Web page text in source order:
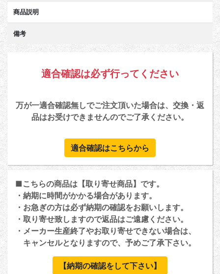
商品説明
備考
適合確認は必ず行ってください
万が一適合確認無しでご注文頂いた場合は、交換・返
品はお受けできませんのでご了承ください。
適合確認はこちらから
■こちらの商品は【取り寄せ商品】です。
・納期に時間がかかる場合があります。
・お急ぎの方は必ず納期の確認をお願いします。
・取り寄せ致しますので返品はご遠慮ください。
・メーカー生産終了やお取り寄せできない場合は、
キャンセルとなりますので、予めご了承下さい。
【納期の確認をして下さい】